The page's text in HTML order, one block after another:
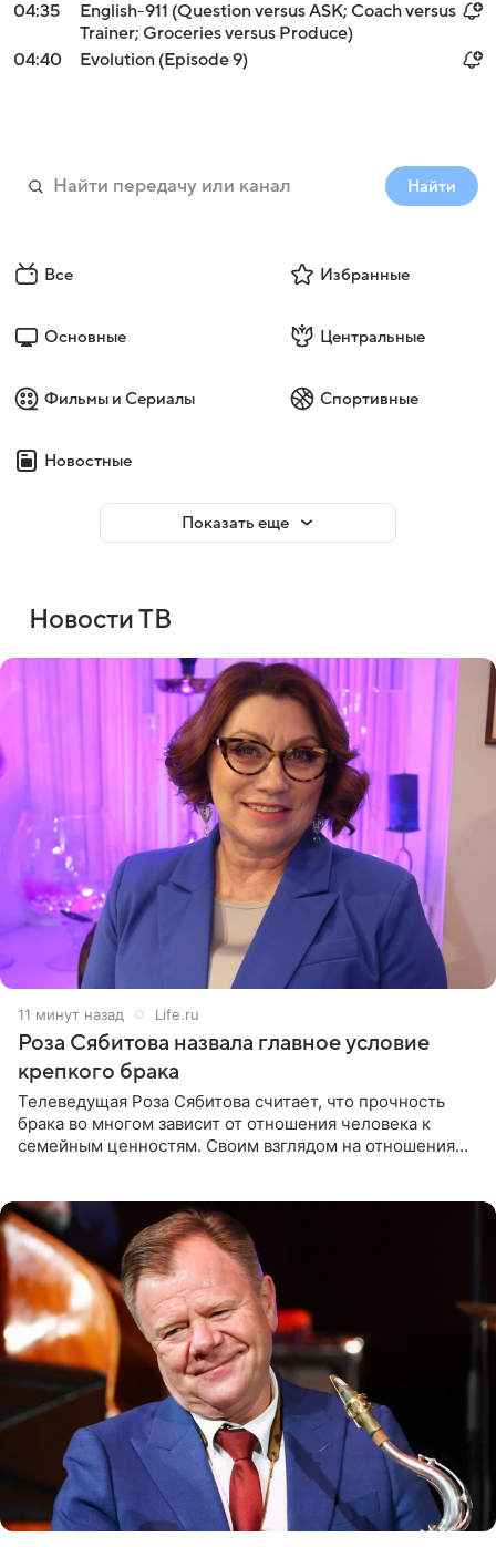
04:35
English-911 (Question versus ASK; Coach versus
Trainer; Groceries versus Produce)
04:40
Evolution (Episode 9)
Найти
Все Избранные
Основные Центральные
Фильмы и Сериалы Спортивные
Новостные
Показать еще
Новости ТВ
11 минут назад Life.ru
Роза Сябитова назвала главное условие
крепкого брака
Телеведущая Роза Сябитова считает, что прочность
брака во многом зависит от отношения человека к
семейным ценностям. Своим взглядом на отношения